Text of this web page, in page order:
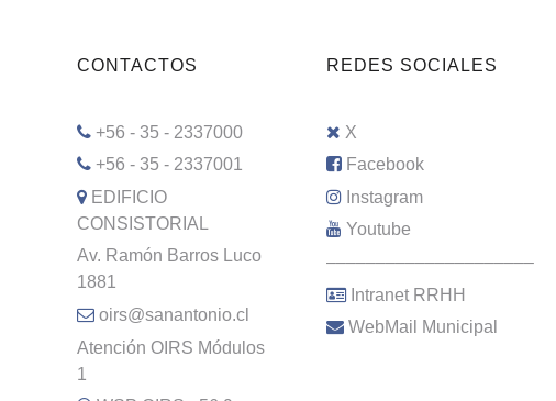
CONTACTOS
+56 - 35 - 2337000
+56 - 35 - 2337001
EDIFICIO
CONSISTORIAL
Av. Ramón Barros Luco
1881
oirs@sanantonio.cl
Atención OIRS Módulos
1
REDES SOCIALES
X
Facebook
Instagram
Youtube
–––––––––––––––––––––
Intranet RRHH
WebMail Municipal